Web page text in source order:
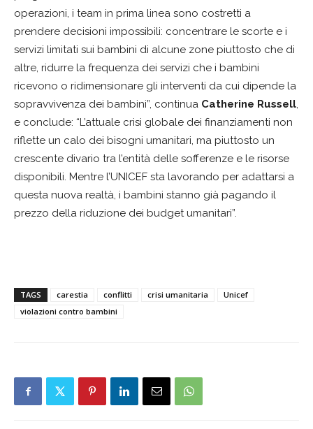
operazioni, i team in prima linea sono costretti a
prendere decisioni impossibili: concentrare le scorte e i
servizi limitati sui bambini di alcune zone piuttosto che di
altre, ridurre la frequenza dei servizi che i bambini
ricevono o ridimensionare gli interventi da cui dipende la
sopravvivenza dei bambini”, continua Catherine Russell,
e conclude: “L’attuale crisi globale dei finanziamenti non
riflette un calo dei bisogni umanitari, ma piuttosto un
crescente divario tra l’entità delle sofferenze e le risorse
disponibili. Mentre l’UNICEF sta lavorando per adattarsi a
questa nuova realtà, i bambini stanno già pagando il
prezzo della riduzione dei budget umanitari”.
TAGS carestia conflitti crisi umanitaria
Unicef
violazioni contro bambini